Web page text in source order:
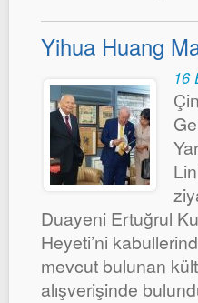
Yihua Huang
16
Duayeni Ertuğrul
Heyeti’ni
mevcut bulunan
alışverişinde